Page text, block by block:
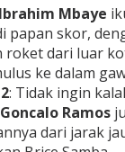
Ibrahim Mbaye
papan skor,
roket dari luar
ke dalam
: Tidak ingin
Goncalo Ramos
dari jarak